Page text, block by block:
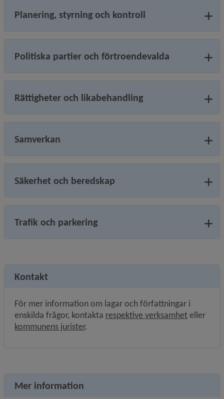
Planering, styrning och kontroll
Politiska partier och förtroendevalda
Rättigheter och likabehandling
Samverkan
Säkerhet och beredskap
Trafik och parkering
Kontakt
För mer information om lagar och författningar i
enskilda frågor, kontakta respektive verksamhet
kommunens jurister.
Mer information